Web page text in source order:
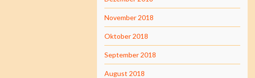
November 2018
Oktober 2018
September 2018
August 2018